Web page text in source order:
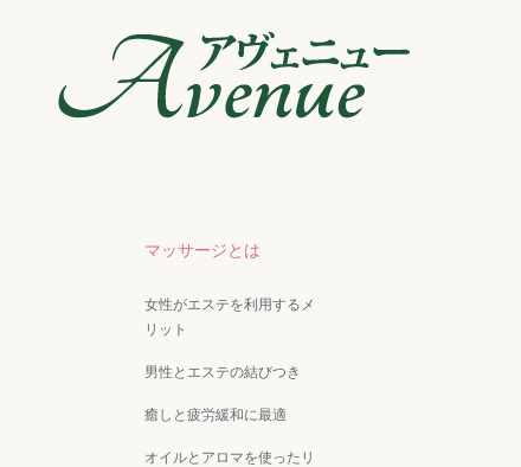
マッサージとは
女性がエステを利用するメ
リット
男性とエステの結びつき
癒しと疲労緩和に最適
オイルとアロマを使ったリ